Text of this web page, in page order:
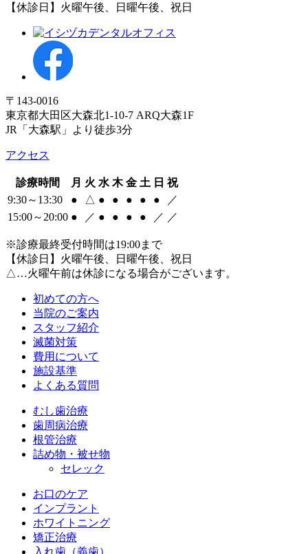
【休診日】火曜午後、日曜午後、祝日
〒143-0016
東京都大田区大森北1-10-7 ARQ大森1F
JR「大森駅」より徒歩3分
アクセス
診療時間 月 火 水 木 金 土 日 祝
9:30～13:30
● △ ● ● ● ● ●
／
15:00～20:00 ● ／ ● ● ● ● ／ ／
※診療最終受付時間は19:00まで
【休診日】火曜午後、日曜午後、祝日
△…火曜午前は休診になる場合がございます。
初めての方へ
当院のご案内
スタッフ紹介
滅菌対策
費用について
施設基準
よくある質問
むし歯治療
歯周病治療
根管治療
詰め物・被せ物
セレック
お口のケア
インプラント
ホワイトニング
矯正治療
入れ歯（義歯）